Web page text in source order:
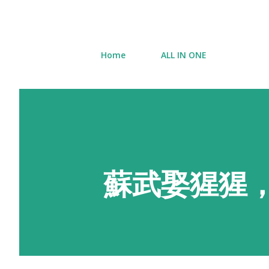
Home ALL IN ONE
蘇武娶猩猩